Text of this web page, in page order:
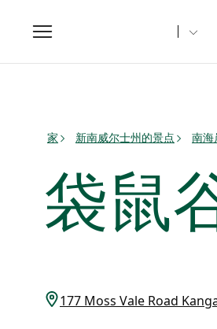
Toggle
navigation
家 新南威尔士州的景点 南海
袋鼠
177 Moss Vale Road